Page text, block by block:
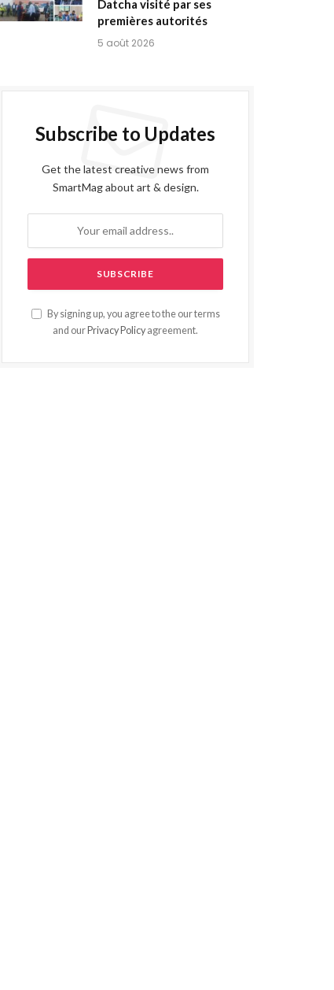
Datcha visité par ses
premières autorités
5 août 2026
Subscribe to Updates
Get the latest creative news from
SmartMag about art & design.
By signing up, you agree to the our terms
and our Privacy Policy agreement.